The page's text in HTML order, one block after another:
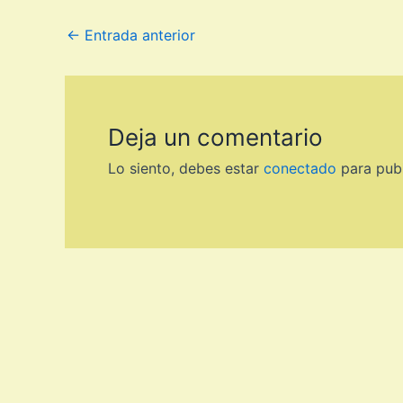
← Entrada anterior
Deja un comentario
Lo siento, debes estar conectado para